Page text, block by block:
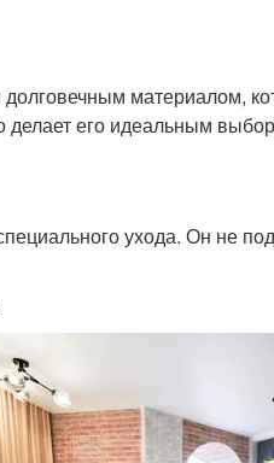
материалом,
его идеальным
ухода. Он не